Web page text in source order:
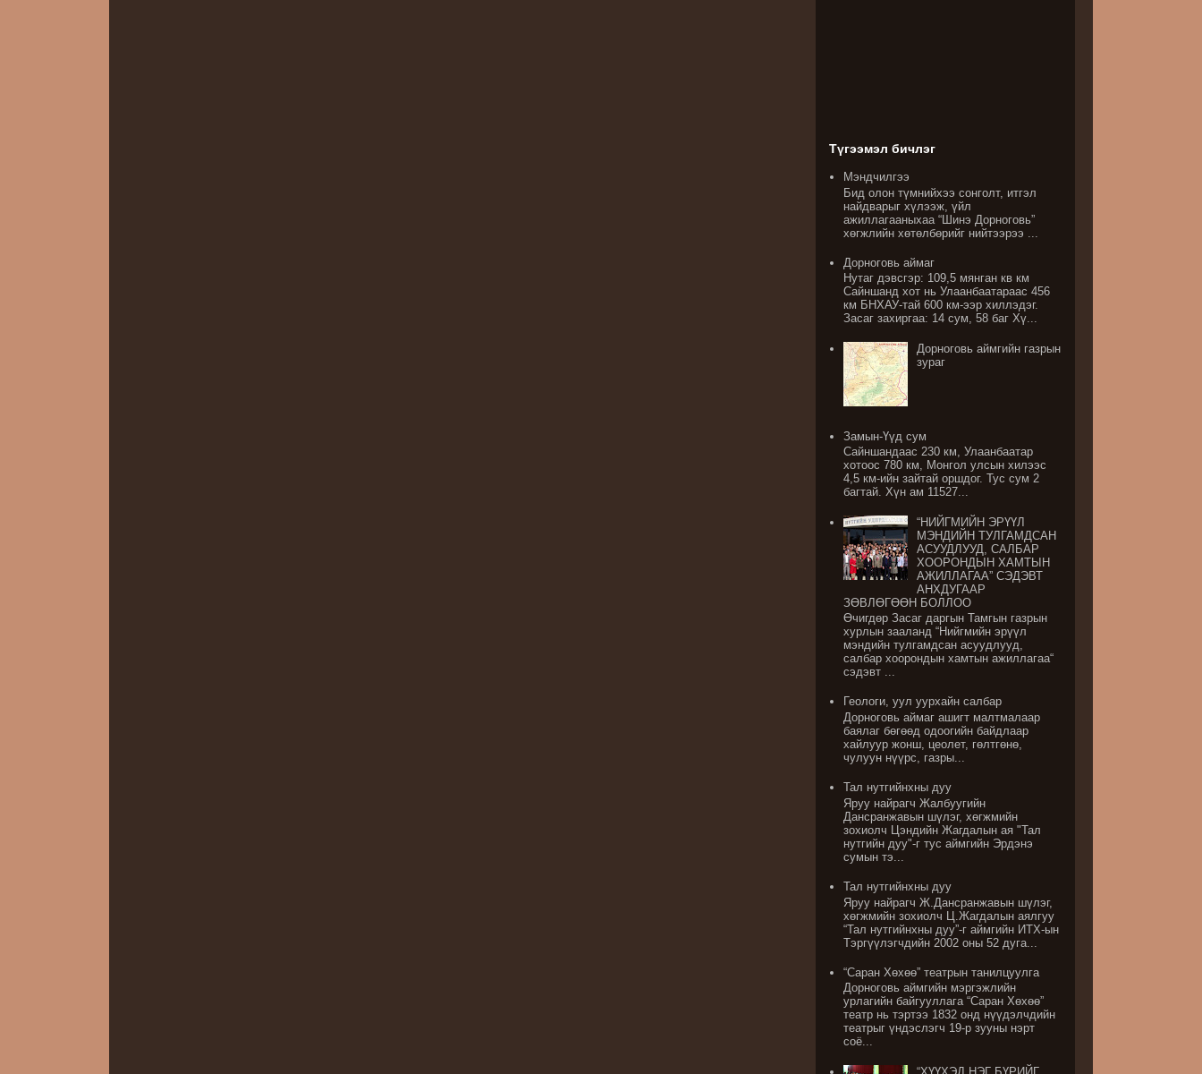
Түгээмэл бичлэг
Мэндчилгээ
Бид олон түмнийхээ сонголт, итгэл
найдварыг хүлээж, үйл
ажиллагааныхаа “Шинэ Дорноговь”
хөгжлийн хөтөлбөрийг нийтээрээ ...
Дорноговь аймаг
Нутаг дэвсгэр: 109,5 мянган кв км
Сайншанд хот нь Улаанбаатараас 456
км БНХАУ-тай 600 км-ээр хиллэдэг.
Засаг захиргаа: 14 сум, 58 баг Хү...
Дорноговь аймгийн газрын
зураг
Замын-Үүд сум
Сайншандаас 230 км, Улаанбаатар
хотоос 780 км, Монгол улсын хилээс
4,5 км-ийн зайтай оршдог. Тус сум 2
багтай. Хүн ам 11527...
“НИЙГМИЙН ЭРҮҮЛ
МЭНДИЙН ТУЛГАМДСАН
АСУУДЛУУД, САЛБАР
ХООРОНДЫН ХАМТЫН
АЖИЛЛАГАА” СЭДЭВТ
АНХДУГААР
ЗӨВЛӨГӨӨН БОЛЛОО
Өчигдөр Засаг даргын Тамгын газрын
хурлын зааланд “Нийгмийн эрүүл
мэндийн тулгамдсан асуудлууд,
салбар хоорондын хамтын ажиллагаа“
сэдэвт ...
Геологи, уул уурхайн салбар
Дорноговь аймаг ашигт малтмалаар
баялаг бөгөөд одоогийн байдлаар
хайлуур жонш, цеолет, гөлтгөнө,
чулуун нүүрс, газры...
Тал нутгийнхны дуу
Яруу найрагч Жалбуугийн
Дансранжавын шүлэг, хөгжмийн
зохиолч Цэндийн Жагдалын ая "Тал
нутгийн дуу"-г тус аймгийн Эрдэнэ
сумын тэ...
Тал нутгийнхны дуу
Яруу найрагч Ж.Дансранжавын шүлэг,
хөгжмийн зохиолч Ц.Жагдалын аялгуу
“Тал нутгийнхны дуу”-г аймгийн ИТХ-ын
Тэргүүлэгчдийн 2002 оны 52 дуга...
“Саран Хөхөө” театрын танилцуулга
Дорноговь аймгийн мэргэжлийн
урлагийн байгууллага “Саран Хөхөө”
театр нь тэртээ 1832 онд нүүдэлчдийн
театрыг үндэслэгч 19-р зууны нэрт
соё...